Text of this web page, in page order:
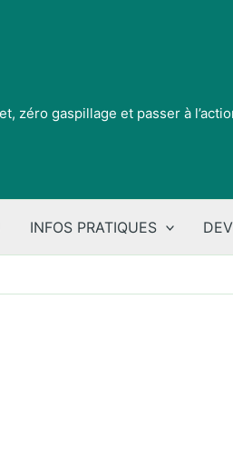
zéro gaspillage et passer à
INFOS PRATIQUES